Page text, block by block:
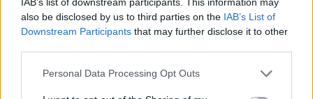
also be disclosed by us to third parties on the IAB’s List of
Downstream Participants that may further disclose it to other
Personal Data Processing Opt Outs
Μιχάλης Οικονόμου – Γιώργος Μακρής: Η
τρυφερή ανάρτηση με τον γιο τους για την
αρχή της σχολικής χρονιάς
CELEBRITIES